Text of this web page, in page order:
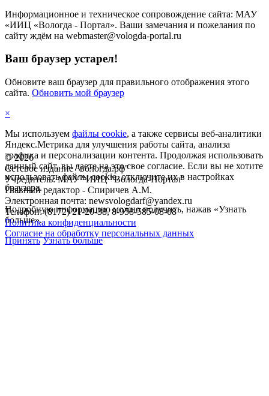
©2026
Сетевое издание "вологда.рф"
Учредитель: МАУ "ИИЦ "Вологда-Портал"
Главный редактор - Спиричев А.М.
Электронная почта: newsvologdarf@yandex.ru
Телефон: (8172) 21-20-38, 8-958-585-08-08
Политика конфиденциальности
Согласие на обработку персональных данных
Информационное и техническое сопровождение сайта: МАУ
«ИИЦ «Вологда - Портал». Ваши замечания и пожелания по
сайту ждём на webmaster@vologda-portal.ru
Ваш браузер устарел!
Обновите ваш браузер для правильного отображения этого
сайта. Обновить мой браузер
×
Мы используем файлы cookie, а также сервисы веб-аналитики
Яндекс.Метрика для улучшения работы сайта, анализа
трафика и персонализации контента. Продолжая использовать
данный сайт, вы даете на это свое согласие. Если вы не хотите
использовать файлы cookie, отключите их в настройках
браузера.
Подробную информацию можно получить, нажав «Узнать
больше».
Принять Узнать больше